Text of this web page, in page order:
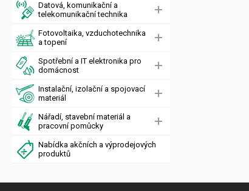
Datová, komunikační a
telekomunikační technika
Fotovoltaika, vzduchotechnika
a topení
Spotřební a IT elektronika pro
domácnost
Instalační, izolační a spojovací
materiál
Nářadí, stavební materiál a
pracovní pomůcky
Nabídka akčních a výprodejových
produktů